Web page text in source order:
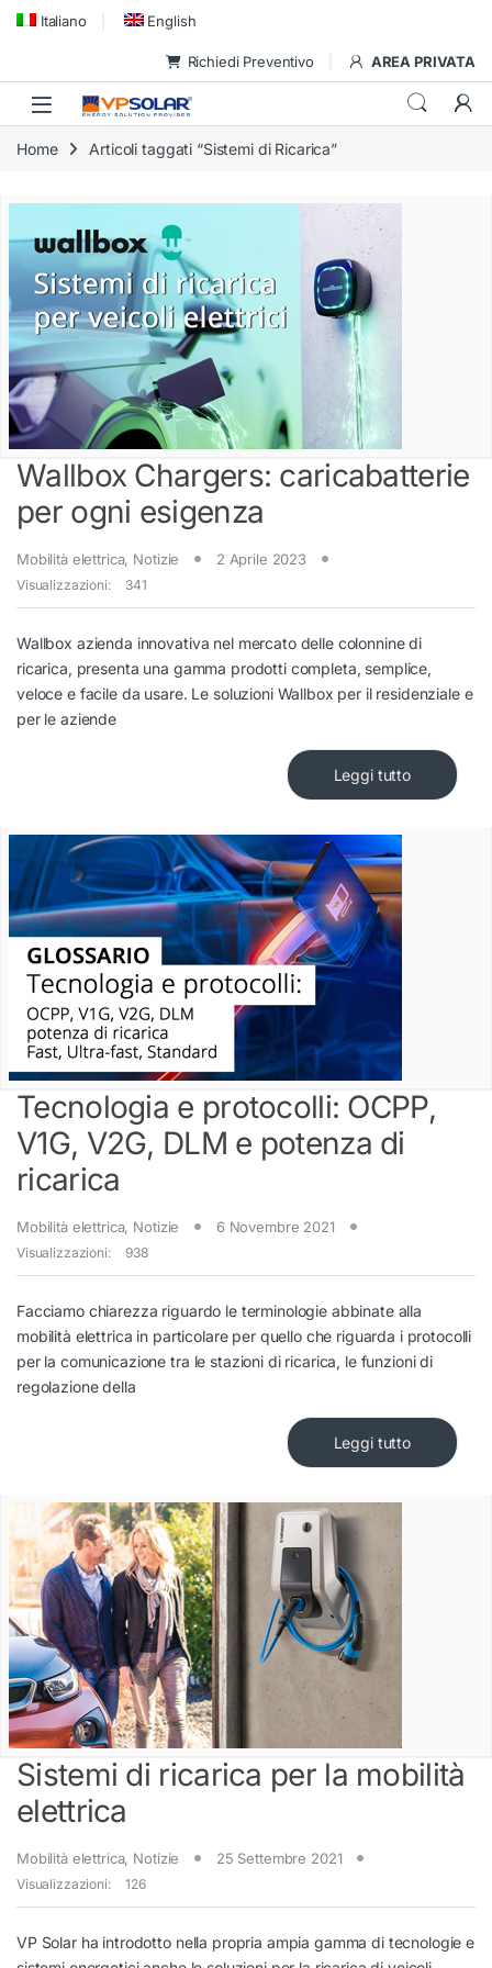
Skip to navigation
Skip to content
Italiano English
Richiedi Preventivo AREA PRIVATA
Home Articoli taggati “Sistemi di Ricarica”
Wallbox Chargers: caricabatterie
per ogni esigenza
Mobilità elettrica, Notizie 2 Aprile 2023
Visualizzazioni: 341
Wallbox azienda innovativa nel mercato delle colonnine di
ricarica, presenta una gamma prodotti completa, semplice,
veloce e facile da usare. Le soluzioni Wallbox per il residenziale e
per le aziende
Leggi tutto
Tecnologia e protocolli: OCPP,
V1G, V2G, DLM e potenza di
ricarica
Mobilità elettrica, Notizie 6 Novembre 2021
Visualizzazioni: 938
Facciamo chiarezza riguardo le terminologie abbinate alla
mobilità elettrica in particolare per quello che riguarda i protocolli
per la comunicazione tra le stazioni di ricarica, le funzioni di
regolazione della
Leggi tutto
Sistemi di ricarica per la mobilità
elettrica
Mobilità elettrica, Notizie 25 Settembre 2021
Visualizzazioni: 126
VP Solar ha introdotto nella propria ampia gamma di tecnologie e